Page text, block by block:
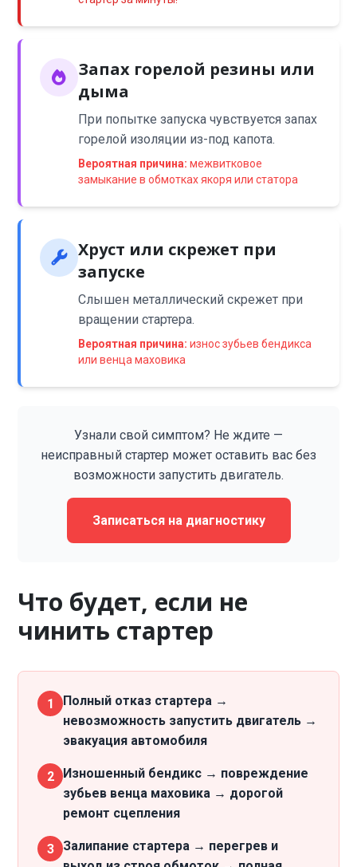
Запах горелой резины или
дыма
При попытке запуска чувствуется запах
горелой изоляции из-под капота.
Вероятная причина: межвитковое
замыкание в обмотках якоря или статора
Хруст или скрежет при
запуске
Слышен металлический скрежет при
вращении стартера.
Вероятная причина: износ зубьев бендикса
или венца маховика
Узнали свой симптом? Не ждите —
неисправный стартер может оставить вас без
возможности запустить двигатель.
Записаться на диагностику
Что будет, если не
чинить стартер
1
Полный отказ стартера →
невозможность запустить двигатель →
эвакуация автомобиля
2
Изношенный бендикс → повреждение
зубьев венца маховика → дорогой
ремонт сцепления
3
Залипание стартера → перегрев и